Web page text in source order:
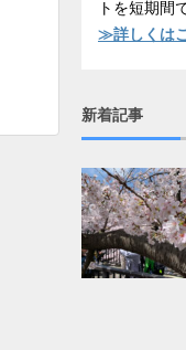
トを短期間
≫詳しくは
新着記事